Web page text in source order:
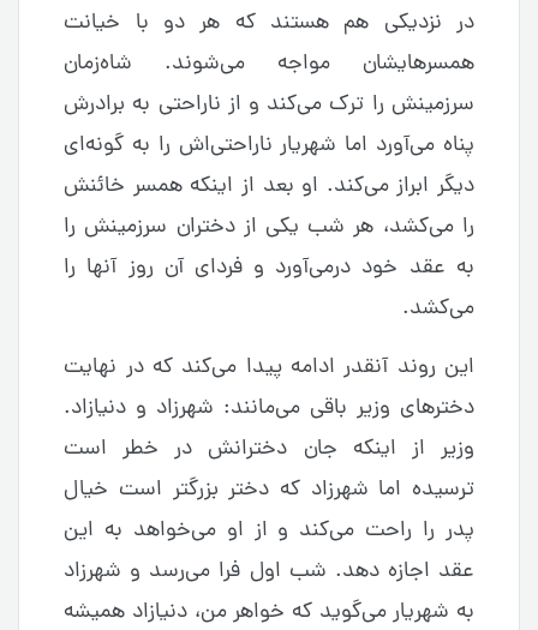
در نزدیکی هم هستند که هر دو با خیانت
همسرهایشان مواجه می‌شوند. شاه‌زمان
سرزمینش را ترک می‌کند و از ناراحتی به برادرش
پناه می‌آورد اما شهریار ناراحتی‌اش را به گونه‌ای
دیگر ابراز می‌کند. او بعد از اینکه همسر خائنش
را می‌کشد، هر شب یکی از دختران سرزمینش را
به عقد خود درمی‌آورد و فردای آن روز آنها را
می‌کشد.
این روند آنقدر ادامه پیدا می‌کند که در نهایت
دخترهای وزیر باقی می‌مانند: شهرزاد و دنیازاد.
وزیر از اینکه جان دخترانش در خطر است
ترسیده اما شهرزاد که دختر بزرگتر است خیال
پدر را راحت می‌کند و از او می‌خواهد به این
عقد اجازه دهد. شب اول فرا می‌رسد و شهرزاد
به شهریار می‌گوید که خواهر من، دنیازاد همیشه